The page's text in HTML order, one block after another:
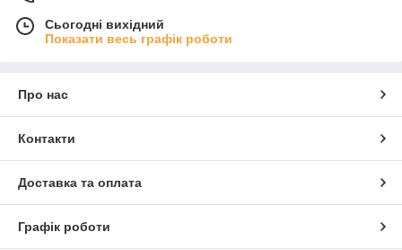
Сьогодні вихідний
Показати весь графік роботи
Про нас
Контакти
Доставка та оплата
Графік роботи